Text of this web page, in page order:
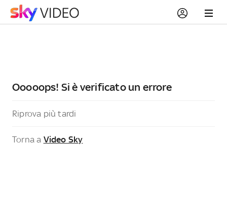
Ooooops! Si è verificato un errore
Riprova più tardi
Torna a Video Sky